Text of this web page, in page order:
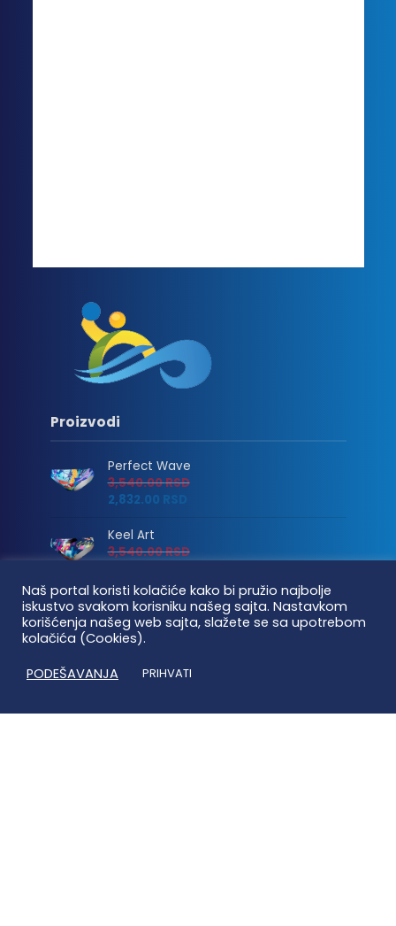
Proizvodi
Perfect Wave
3,540.00RSD
2,832.00 RSD
Keel Art
3,540.00RSD
WP Monster
3,540.00 RSD
2,832.00
O nama
Naš portal koristi kolačiće kako bi pružio najbolje
iskustvo svakom korisniku našeg sajta. Nastavkom
korišćenja našeg web sajta, slažete se sa upotrebom
kolačića (Cookies).
PODEŠAVANJA
PRIHVATI